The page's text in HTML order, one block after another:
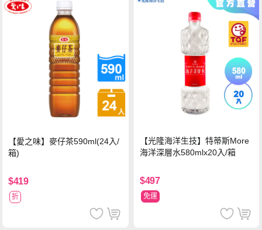
【愛之味】麥仔茶590ml(24入/
箱)
$419
折
【光隆海洋生技】特蒂斯More
海洋深層水580mlx20入/箱
$497
免運